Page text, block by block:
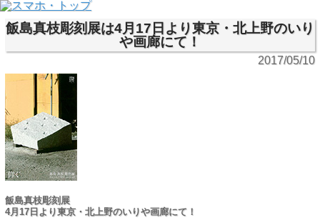
飯島真枝彫刻展は4月17日より東京・北上野のいり
や画廊にて！
2017/05/10
飯島真枝彫刻展
4月17日より東京・北上野のいりや画廊にて！